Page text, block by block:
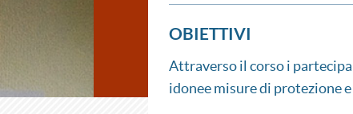
OBIETTIVI
Attraverso il corso i
idonee misure di protezione